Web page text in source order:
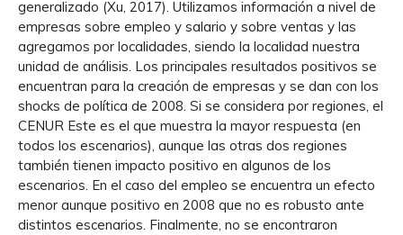
generalizado (Xu, 2017). Utilizamos información a nivel de
empresas sobre empleo y salario y sobre ventas y las
agregamos por localidades, siendo la localidad nuestra
unidad de análisis. Los principales resultados positivos se
encuentran para la creación de empresas y se dan con los
shocks de política de 2008. Si se considera por regiones, el
CENUR Este es el que muestra la mayor respuesta (en
todos los escenarios), aunque las otras dos regiones
también tienen impacto positivo en algunos de los
escenarios. En el caso del empleo se encuentra un efecto
menor aunque positivo en 2008 que no es robusto ante
distintos escenarios. Finalmente, no se encontraron